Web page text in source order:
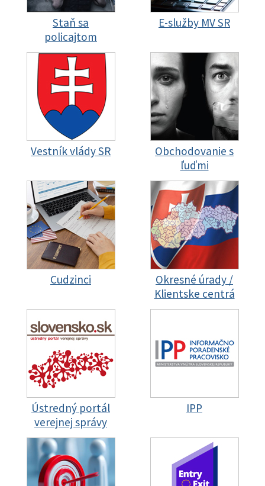
Staň sa
policajtom
E-služby MV SR
Vestník vlády SR
Obchodovanie s
ľuďmi
Cudzinci
Okresné úrady /
Klientske centrá
Ústredný portál
verejnej správy
IPP